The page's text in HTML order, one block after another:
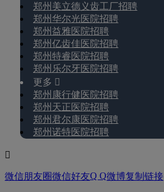
郑州美立德义齿工厂招聘
郑州华尔光医院招聘
郑州益雅医院招聘
郑州亿齿佳医院招聘
郑州特睿医院招聘
郑州乐尔牙医院招聘
更多 
郑州康行健医院招聘
郑州天正医院招聘
郑州君尔康医院招聘
郑州诺特医院招聘

微信朋友圈微信好友Q Q微博复制链接